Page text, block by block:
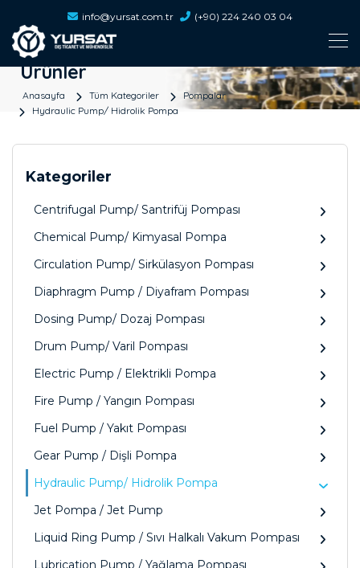
info@yursat.com.tr (+90) 224 240 03 04
Ürünler
Anasayfa Tüm Kategoriler
Pompalar
Hydraulic Pump/ Hidrolik Pompa
Kategoriler
Centrifugal Pump/ Santrifüj Pompası
Chemical Pump/ Kimyasal Pompa
Circulation Pump/ Sirkülasyon Pompası
Diaphragm Pump / Diyafram Pompası
Dosing Pump/ Dozaj Pompası
Drum Pump/ Varil Pompası
Electric Pump / Elektrikli Pompa
Fire Pump / Yangın Pompası
Fuel Pump / Yakıt Pompası
Gear Pump / Dişli Pompa
Hydraulic Pump/ Hidrolik Pompa
Jet Pompa / Jet Pump
Liquid Ring Pump / Sıvı Halkalı Vakum Pompası
Lubrication Pump / Yağlama Pompası